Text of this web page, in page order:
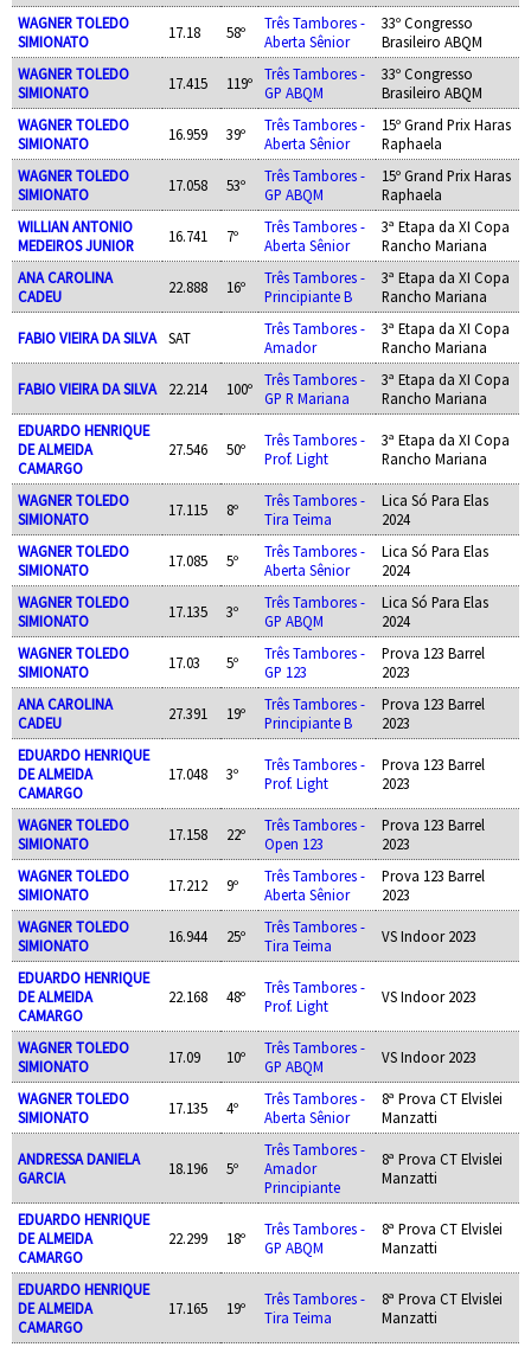
WAGNER TOLEDO
SIMIONATO
17.18 58º
Três Tambores -
Aberta Sênior
33º Congresso
Brasileiro ABQM
WAGNER TOLEDO
SIMIONATO
17.415 119º
Três Tambores -
GP ABQM
33º Congresso
Brasileiro ABQM
WAGNER TOLEDO
SIMIONATO
16.959 39º
Três Tambores -
Aberta Sênior
15º Grand Prix Haras
Raphaela
WAGNER TOLEDO
SIMIONATO
17.058 53º
Três Tambores -
GP ABQM
15º Grand Prix Haras
Raphaela
WILLIAN ANTONIO
MEDEIROS JUNIOR
16.741 7º
Três Tambores -
Aberta Sênior
3ª Etapa da XI Copa
Rancho Mariana
ANA CAROLINA
CADEU
22.888 16º
Três Tambores -
Principiante B
3ª Etapa da XI Copa
Rancho Mariana
FABIO VIEIRA DA SILVA SAT
Três Tambores -
Amador
3ª Etapa da XI Copa
Rancho Mariana
FABIO VIEIRA DA SILVA 22.214 100º
Três Tambores -
GP R Mariana
3ª Etapa da XI Copa
Rancho Mariana
EDUARDO HENRIQUE
DE ALMEIDA
CAMARGO
27.546 50º
Três Tambores -
Prof. Light
3ª Etapa da XI Copa
Rancho Mariana
WAGNER TOLEDO
SIMIONATO
17.115 8º
Três Tambores -
Tira Teima
Lica Só Para Elas
2024
WAGNER TOLEDO
SIMIONATO
17.085 5º
Três Tambores -
Aberta Sênior
Lica Só Para Elas
2024
WAGNER TOLEDO
SIMIONATO
17.135 3º
Três Tambores -
GP ABQM
Lica Só Para Elas
2024
WAGNER TOLEDO
SIMIONATO
17.03 5º
Três Tambores -
GP 123
Prova 123 Barrel
2023
ANA CAROLINA
CADEU
27.391 19º
Três Tambores -
Principiante B
Prova 123 Barrel
2023
EDUARDO HENRIQUE
DE ALMEIDA
CAMARGO
17.048 3º
Três Tambores -
Prof. Light
Prova 123 Barrel
2023
WAGNER TOLEDO
SIMIONATO
17.158 22º
Três Tambores -
Open 123
Prova 123 Barrel
2023
WAGNER TOLEDO
SIMIONATO
17.212 9º
Três Tambores -
Aberta Sênior
Prova 123 Barrel
2023
WAGNER TOLEDO
SIMIONATO
16.944 25º
Três Tambores -
Tira Teima
VS Indoor 2023
EDUARDO HENRIQUE
DE ALMEIDA
CAMARGO
22.168 48º
Três Tambores -
Prof. Light
VS Indoor 2023
WAGNER TOLEDO
SIMIONATO
17.09 10º
Três Tambores -
GP ABQM
VS Indoor 2023
WAGNER TOLEDO
SIMIONATO
17.135 4º
Três Tambores -
Aberta Sênior
8ª Prova CT Elvislei
Manzatti
ANDRESSA DANIELA
GARCIA
18.196 5º
Três Tambores -
Amador
Principiante
8ª Prova CT Elvislei
Manzatti
EDUARDO HENRIQUE
DE ALMEIDA
CAMARGO
22.299 18º
Três Tambores -
GP ABQM
8ª Prova CT Elvislei
Manzatti
EDUARDO HENRIQUE
DE ALMEIDA
CAMARGO
17.165 19º
Três Tambores -
Tira Teima
8ª Prova CT Elvislei
Manzatti